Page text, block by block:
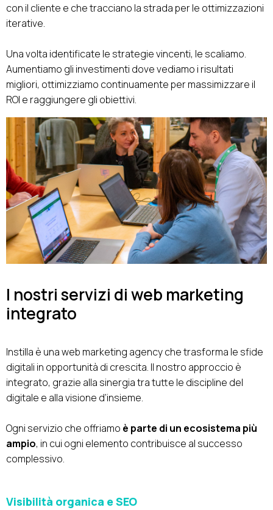
con il cliente e che tracciano la strada per le ottimizzazioni
iterative.
Una volta identificate le strategie vincenti, le scaliamo.
Aumentiamo gli investimenti dove vediamo i risultati
migliori, ottimizziamo continuamente per massimizzare il
ROI e raggiungere gli obiettivi.
I nostri servizi di web marketing
integrato
Instilla è una web marketing agency che trasforma le sfide
digitali in opportunità di crescita. Il nostro approccio è
integrato, grazie alla sinergia tra tutte le discipline del
digitale e alla visione d’insieme.
Ogni servizio che offriamo è parte di un ecosistema più
ampio, in cui ogni elemento contribuisce al successo
complessivo.
Visibilità organica e SEO